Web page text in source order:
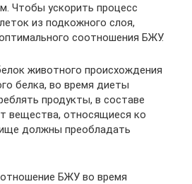
Чтобы ускорить процесс
из подкожного слоя,
соотношения БЖУ.
животного происхождения
белка, во время диеты
продукты, в составе
вещества, относящиеся ко
должны преобладать
БЖУ во время